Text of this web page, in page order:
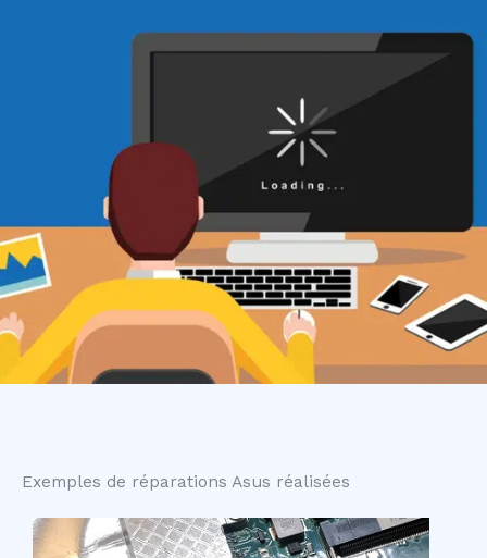
Exemples de réparations Asus réalisées